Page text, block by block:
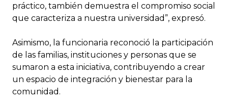
práctico, también demuestra el compromiso social
que caracteriza a nuestra universidad”, expresó.
Asimismo, la funcionaria reconoció la participación
de las familias, instituciones y personas que se
sumaron a esta iniciativa, contribuyendo a crear
un espacio de integración y bienestar para la
comunidad.